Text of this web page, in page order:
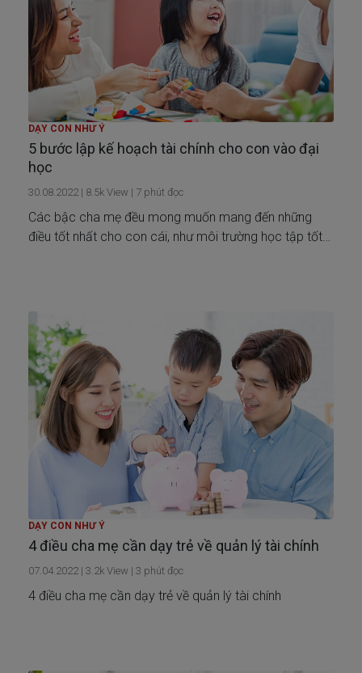
DẠY CON NHƯ Ý
5 bước lập kế hoạch tài chính cho con vào đại
học
30.08.2022 | 8.5k View | 7 phút đọc
Các bậc cha mẹ đều mong muốn mang đến những
điều tốt nhất cho con cái, như môi trường học tập tốt
DẠY CON NHƯ Ý
4 điều cha mẹ cần dạy trẻ về quản lý tài chính
07.04.2022 | 3.2k View | 3 phút đọc
4 điều cha mẹ cần dạy trẻ về quản lý tài chính